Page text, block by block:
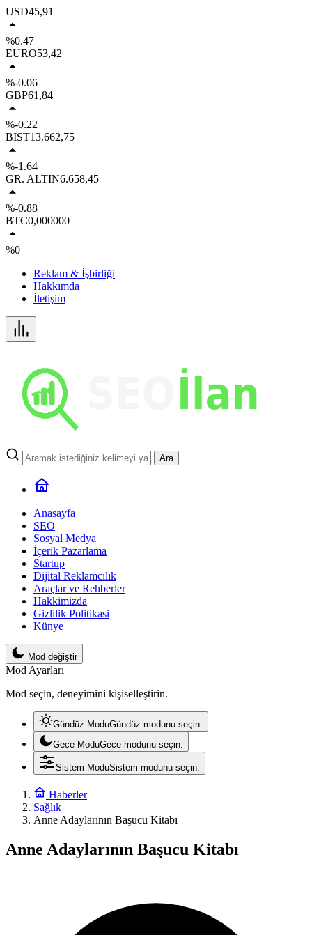
USD45,91
%0.47
EURO53,42
%-0.06
GBP61,84
%-0.22
BIST13.662,75
%-1.64
GR. ALTIN6.658,45
%-0.88
BTC0,000000
%0
Reklam & İşbirliği
Hakkımda
İletişim
Ara
Anasayfa
SEO
Sosyal Medya
İçerik Pazarlama
Startup
Dijital Reklamcılık
Araçlar ve Rehberler
Hakkimizda
Gizlilik Politikasi
Künye
Mod değiştir
Mod Ayarları
Mod seçin, deneyimini kişiselleştirin.
Gündüz ModuGündüz modunu seçin.
Gece ModuGece modunu seçin.
Sistem ModuSistem modunu seçin.
Haberler
Sağlık
Anne Adaylarının Başucu Kitabı
Anne Adaylarının Başucu Kitabı